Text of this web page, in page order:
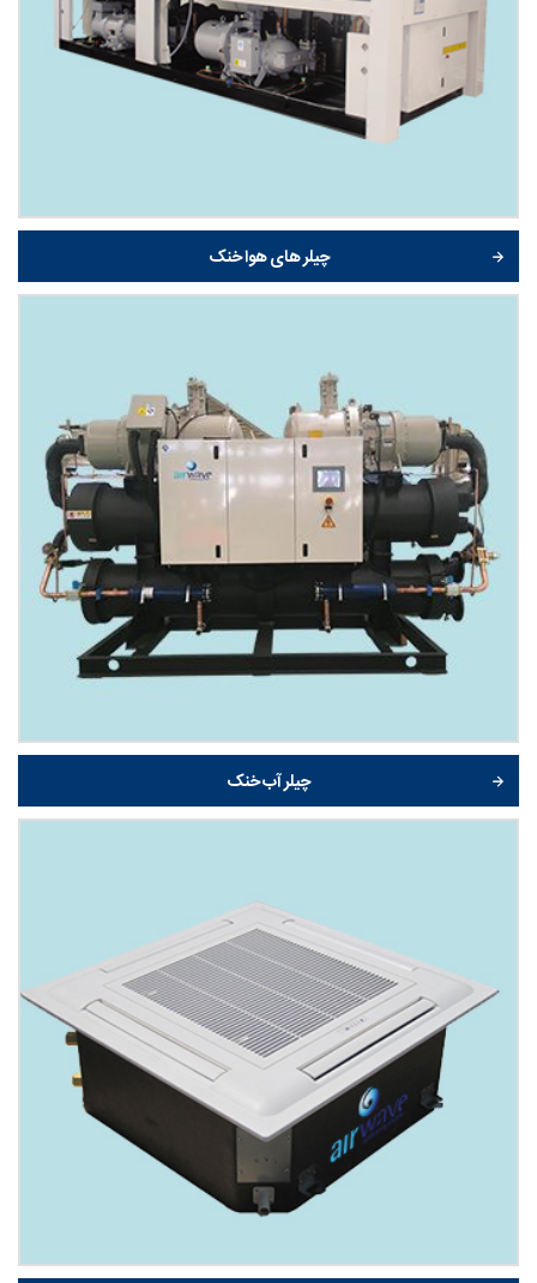
چیلر های هوا خنک
چیلر آب خنک